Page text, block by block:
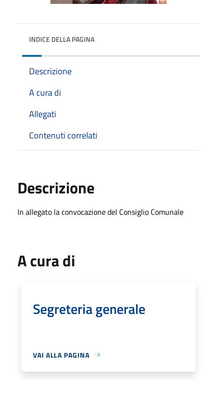
INDICE DELLA PAGINA
Descrizione
A cura di
Allegati
Contenuti correlati
Descrizione
In allegato la convocazione del Consiglio Comunale
A cura di
Segreteria generale
VAI ALLA PAGINA